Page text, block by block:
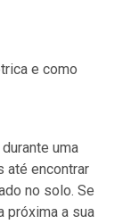
e como
uma
até encontrar
no solo. Se
próxima a sua